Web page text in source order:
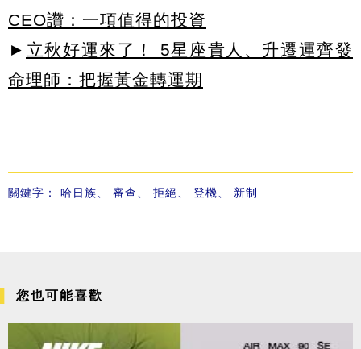
CEO讚：一項值得的投資
► 立秋好運來了！ 5星座貴人、升遷運齊發
命理師：把握黃金轉運期
關鍵字： 哈日族 審查 拒絕 登機 新制
您也可能喜歡